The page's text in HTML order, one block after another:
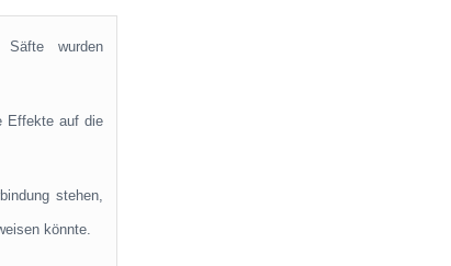
wurden
Effekte auf die
stehen,
könnte.